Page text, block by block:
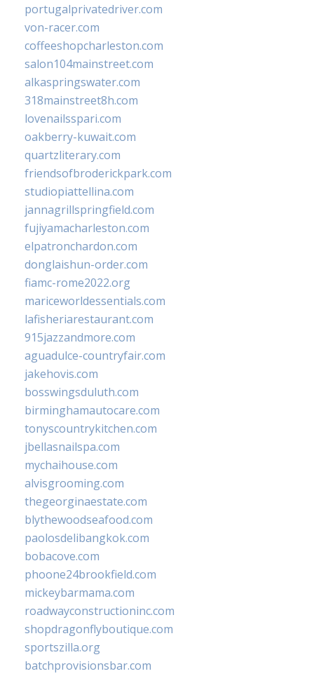
portugalprivatedriver.com
von-racer.com
coffeeshopcharleston.com
salon104mainstreet.com
alkaspringswater.com
318mainstreet8h.com
lovenailsspari.com
oakberry-kuwait.com
quartzliterary.com
friendsofbroderickpark.com
studiopiattellina.com
jannagrillspringfield.com
fujiyamacharleston.com
elpatronchardon.com
donglaishun-order.com
fiamc-rome2022.org
mariceworldessentials.com
lafisheriarestaurant.com
915jazzandmore.com
aguadulce-countryfair.com
jakehovis.com
bosswingsduluth.com
birminghamautocare.com
tonyscountrykitchen.com
jbellasnailspa.com
mychaihouse.com
alvisgrooming.com
thegeorginaestate.com
blythewoodseafood.com
paolosdelibangkok.com
bobacove.com
phoone24brookfield.com
mickeybarmama.com
roadwayconstructioninc.com
shopdragonflyboutique.com
sportszilla.org
batchprovisionsbar.com